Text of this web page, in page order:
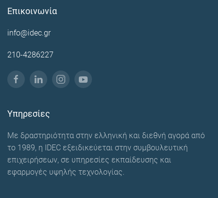
Επικοινωνία
info@idec.gr
210-4286227
Υπηρεσίες
Με δραστηριότητα στην ελληνική και διεθνή αγορά από
το 1989, η IDEC εξειδικεύεται στην συμβουλευτική
επιχειρήσεων, σε υπηρεσίες εκπαίδευσης και
εφαρμογές υψηλής τεχνολογίας.